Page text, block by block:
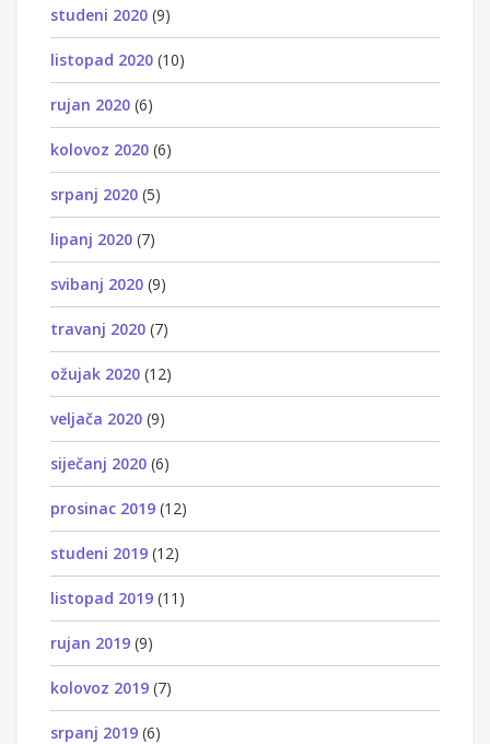
studeni 2020 (9)
listopad 2020 (10)
rujan 2020 (6)
kolovoz 2020 (6)
srpanj 2020 (5)
lipanj 2020 (7)
svibanj 2020 (9)
travanj 2020 (7)
ožujak 2020 (12)
veljača 2020 (9)
siječanj 2020 (6)
prosinac 2019 (12)
studeni 2019 (12)
listopad 2019 (11)
rujan 2019 (9)
kolovoz 2019 (7)
srpanj 2019 (6)